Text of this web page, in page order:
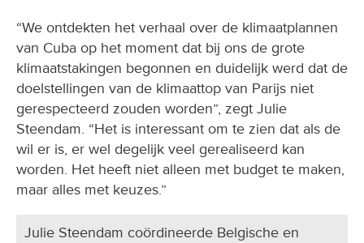
“We ontdekten het verhaal over de klimaatplannen
van Cuba op het moment dat bij ons de grote
klimaatstakingen begonnen en duidelijk werd dat de
doelstellingen van de klimaattop van Parijs niet
gerespecteerd zouden worden”, zegt Julie
Steendam. “Het is interessant om te zien dat als de
wil er is, er wel degelijk veel gerealiseerd kan
worden. Het heeft niet alleen met budget te maken,
maar alles met keuzes.”
Julie Steendam coördineerde Belgische en